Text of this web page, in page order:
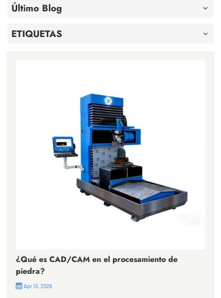
Último Blog
ETIQUETAS
¿Qué es CAD/CAM en el procesamiento de
piedra?
Apr 13, 2026